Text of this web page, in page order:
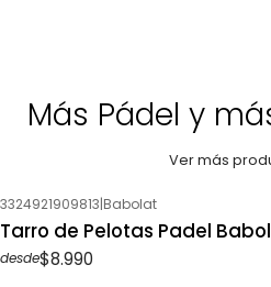
Más Pádel y
Ver más
3324921909813|Babolat
Tarro de Pelotas Padel
desde$8.990